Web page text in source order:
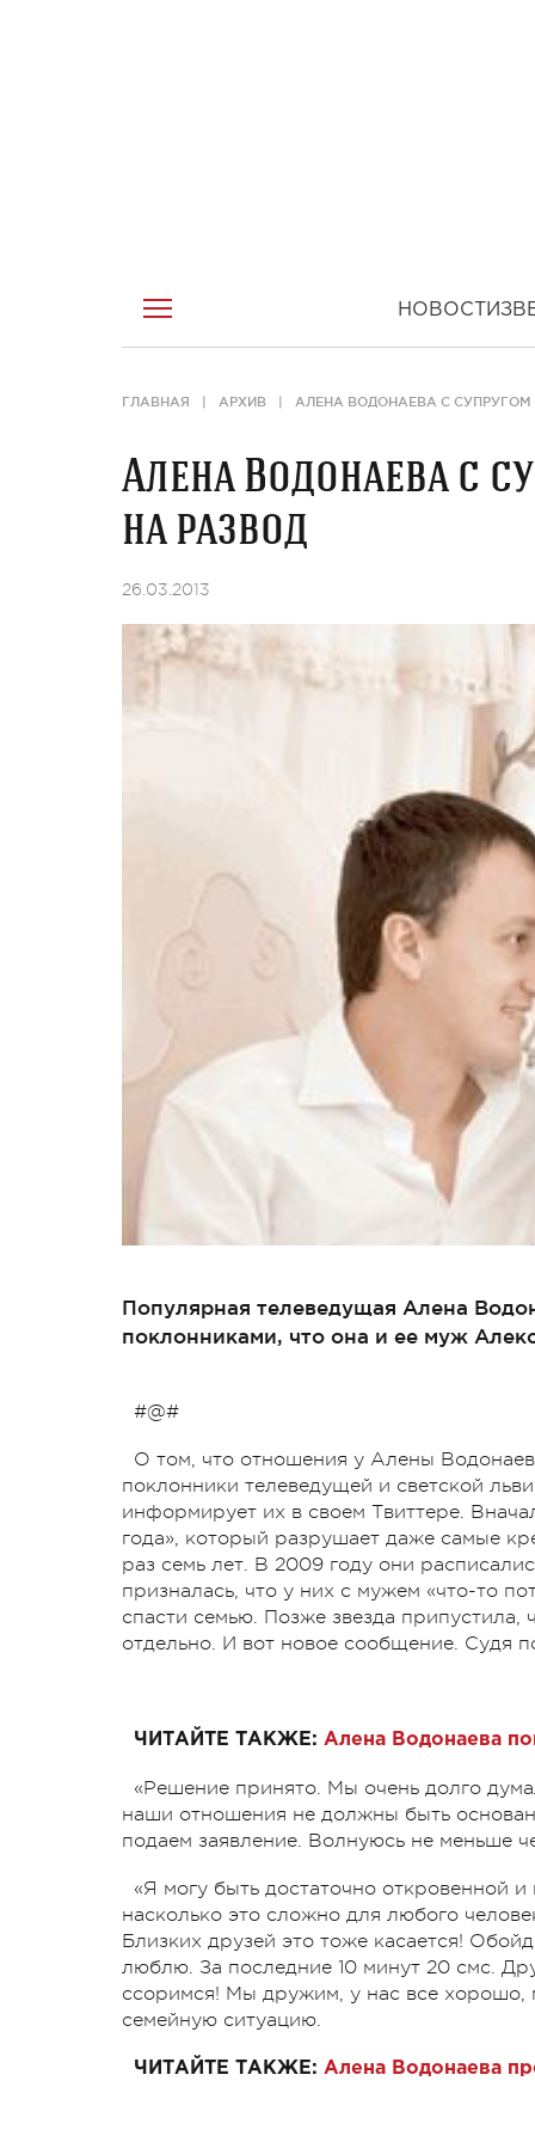
НОВОСТИ
ГЛАВНАЯ АРХИВ АЛЕНА ВОДОНАЕВА С
Алена Водонаева с
на развод
26.03.2013
Популярная телеведущая Алена
поклонниками, что она и ее муж
#@#
О том, что отношения у Алены
поклонники телеведущей и светской
информирует их в своем Твиттере.
года», который разрушает даже самые
раз семь лет. В 2009 году они
призналась, что у них с мужем «что-то
спасти семью. Позже звезда
отдельно. И вот новое сообщение. Судя
ЧИТАЙТЕ ТАКЖЕ: Алена Водонаева
«Решение принято. Мы очень долго
наши отношения не должны быть
подаем заявление. Волнуюсь не меньше
«Я могу быть достаточно откровенной
насколько это сложно для любого
Близких друзей это тоже касается!
люблю. За последние 10 минут 20 смс.
ссоримся! Мы дружим, у нас все хорошо,
семейную ситуацию.
ЧИТАЙТЕ ТАКЖЕ: Алена Водонаева